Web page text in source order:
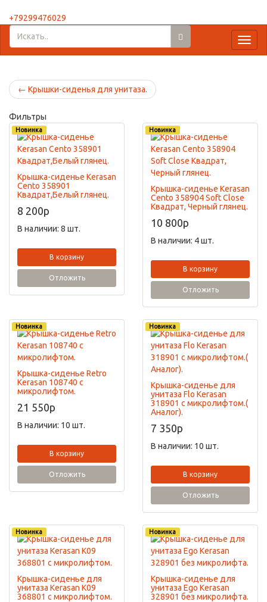
+79299476029
← Крышки-сиденья для унитаза.
Фильтры
Новинка
Крышка-сиденье Kerasan
Cento 358901
Квадрат,Белый глянец.
8 200p
В наличии: 8 шт.
В корзину
Отложить
Новинка
Крышка-сиденье Kerasan
Cento 358904 Soft Close
Квадрат, Черный глянец.
10 800p
В наличии: 4 шт.
В корзину
Отложить
Новинка
Крышка-сиденье Retro
Kerasan 108740 с
микролифтом.
21 550p
В наличии: 10 шт.
В корзину
Отложить
Новинка
Крышка-сиденье для
унитаза Flo Kerasan
318901 с микролифтом.(
Аналог).
7 350p
В наличии: 10 шт.
В корзину
Отложить
Новинка
Крышка-сиденье для
унитаза Kerasan K09
368801 с микролифтом.
Новинка
Крышка-сиденье для
унитаза Ego Kerasan
328901 без микролифта.